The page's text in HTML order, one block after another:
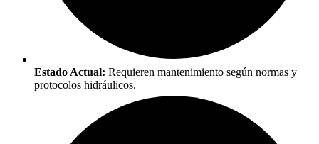
Estado Actual: Requieren mantenimiento según normas y
protocolos hidráulicos.